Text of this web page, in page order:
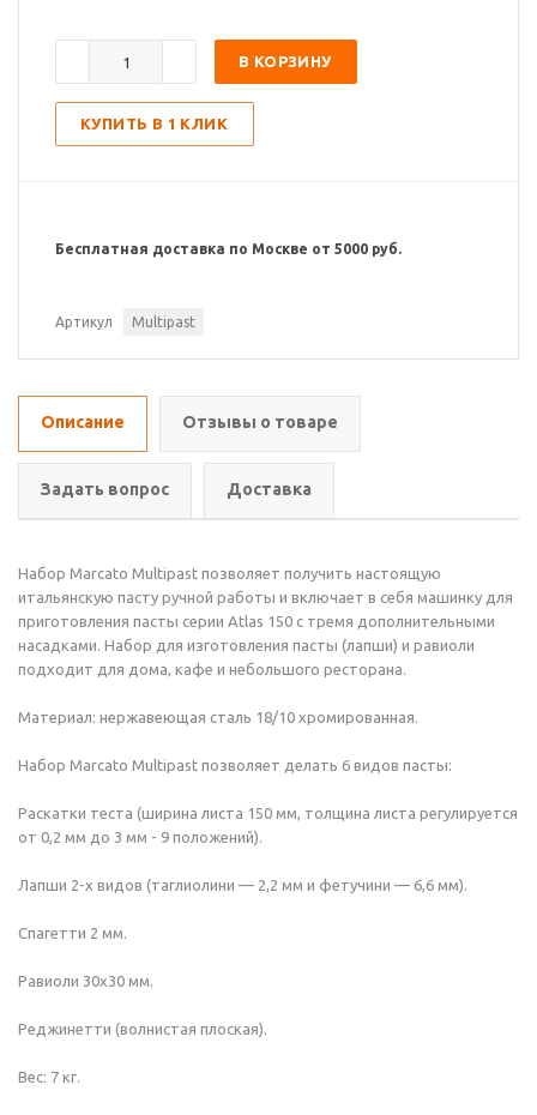
В КОРЗИНУ
КУПИТЬ В 1 КЛИК
Бесплатная доставка по Москве от 5000 руб.
Артикул Multipast
Описание Отзывы о товаре
Задать вопрос Доставка
Набор Marcato Multipast позволяет получить настоящую
итальянскую пасту ручной работы и включает в себя машинку для
приготовления пасты серии Atlas 150 с тремя дополнительными
насадками. Набор для изготовления пасты (лапши) и равиоли
подходит для дома, кафе и небольшого ресторана.
Материал: нержавеющая сталь 18/10 хромированная.
Набор Marcato Multipast позволяет делать 6 видов пасты:
Раскатки теста (ширина листа 150 мм, толщина листа регулируется
от 0,2 мм до 3 мм - 9 положений).
Лапши 2-х видов (таглиолини — 2,2 мм и фетучини — 6,6 мм).
Спагетти 2 мм.
Равиоли 30х30 мм.
Реджинетти (волнистая плоская).
Вес: 7 кг.